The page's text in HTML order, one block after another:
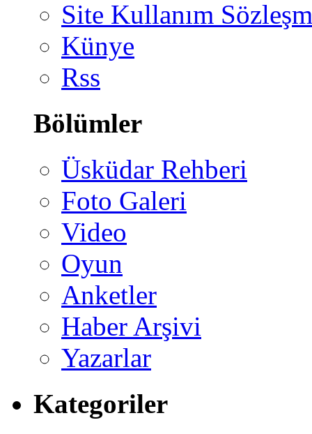
Site Kullanım
Künye
Rss
Bölümler
Üsküdar Rehberi
Foto Galeri
Video
Oyun
Anketler
Haber Arşivi
Yazarlar
Kategoriler